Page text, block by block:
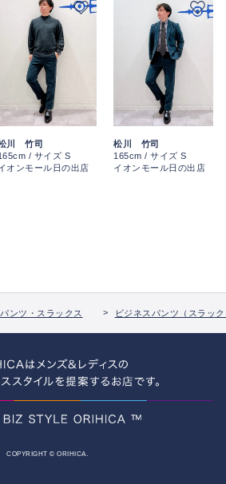
川 竹司
/ サイズ S
オンモール日の出店
松川 竹司
165cm / サイズ S
イオンモール日の出店
パンツ・スラックス ビジネスパンツ（スラッ
COPYRIGHT © ORIHICA.